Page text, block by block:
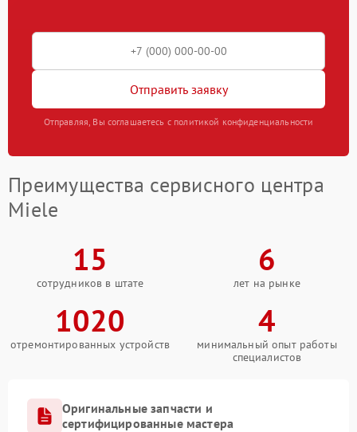
Отправить заявку
Отправляя, Вы соглашаетесь с политикой конфиденциальности
Преимущества сервисного центра
Miele
15
сотрудников в штате
6
лет на рынке
1020
отремонтированных устройств
4
минимальный опыт работы
специалистов
Оригинальные запчасти и
сертифицированные мастера